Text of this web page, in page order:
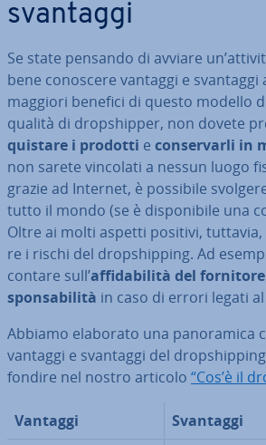
svantaggi
Se state pensando di avviare
bene conoscere vantaggi e svantaggi
maggiori benefici di questo modello
qualità di drop­ship­per, non dovete
qui­sta­re i prodotti e con­ser­var­li in
non sarete vincolati a nessun luogo
grazie ad Internet, è possibile
tutto il mondo (se è di­spo­ni­bi­le una
Oltre ai molti aspetti positivi,
re i rischi del drop­ship­ping. Ad
contare sull’af­fi­da­bi­li­tà del fornitore
spon­sa­bi­li­tà in caso di errori legati
Abbiamo elaborato una pa­no­ra­mi­ca
vantaggi e svantaggi del
fon­di­re nel nostro articolo “Cos’è il
Vantaggi
Svantaggi